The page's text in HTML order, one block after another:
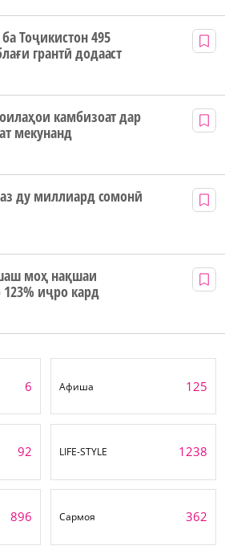
Тоҷикистон 495
грантӣ додааст
камбизоат дар
мекунанд
ду миллиард сомонӣ
моҳ нақшаи
иҷро кард
6 Афиша 125
92 LIFE-STYLE 1238
896 Сармоя 362